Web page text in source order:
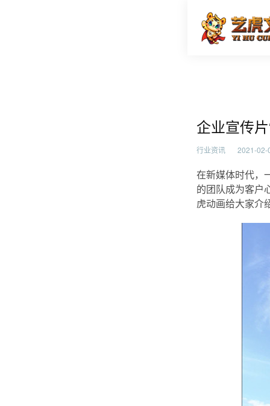
企业宣
企业宣传
行业资讯 2021-02-
在新媒体时代，
的团队成为客户
虎动画给大家介